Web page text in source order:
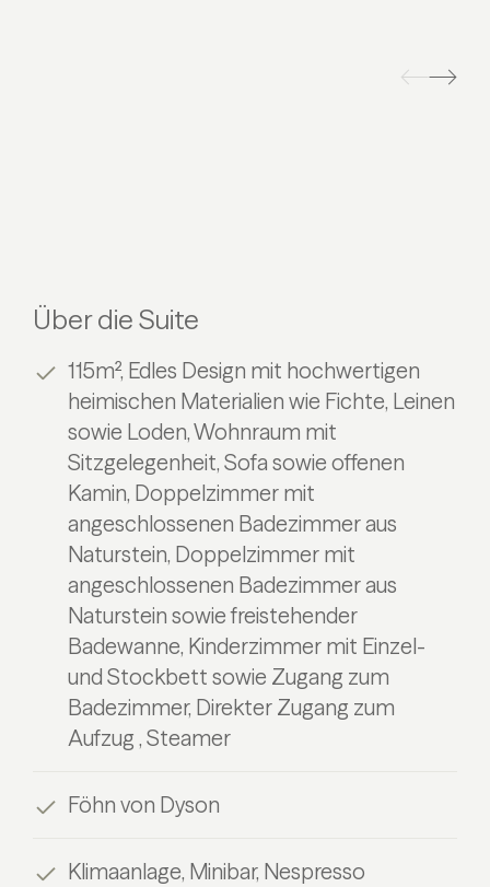
Über die Suite
115m², Edles Design mit hochwertigen
heimischen Materialien wie Fichte, Leinen
sowie Loden, Wohnraum mit
Sitzgelegenheit, Sofa sowie offenen
Kamin, Doppelzimmer mit
angeschlossenen Badezimmer aus
Naturstein, Doppelzimmer mit
angeschlossenen Badezimmer aus
Naturstein sowie freistehender
Badewanne, Kinderzimmer mit Einzel-
und Stockbett sowie Zugang zum
Badezimmer, Direkter Zugang zum
Aufzug , Steamer
Föhn von Dyson
Klimaanlage, Minibar, Nespresso